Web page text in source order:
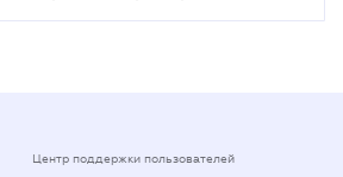
Центр поддержки пользователей